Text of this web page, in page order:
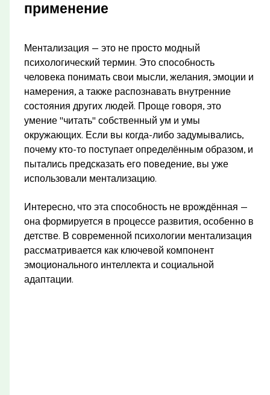
применение
Ментализация — это не просто модный
психологический термин. Это способность
человека понимать свои мысли, желания, эмоции и
намерения, а также распознавать внутренние
состояния других людей. Проще говоря, это
умение "читать" собственный ум и умы
окружающих. Если вы когда-либо задумывались,
почему кто-то поступает определённым образом, и
пытались предсказать его поведение, вы уже
использовали ментализацию.
Интересно, что эта способность не врождённая —
она формируется в процессе развития, особенно в
детстве. В современной психологии ментализация
рассматривается как ключевой компонент
эмоционального интеллекта и социальной
адаптации.